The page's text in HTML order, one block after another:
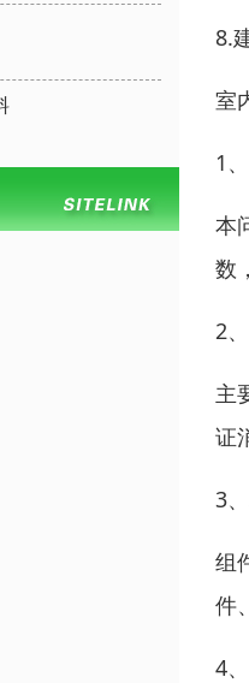
8.
室
1
本
数
2
主
证
3
组
件
4